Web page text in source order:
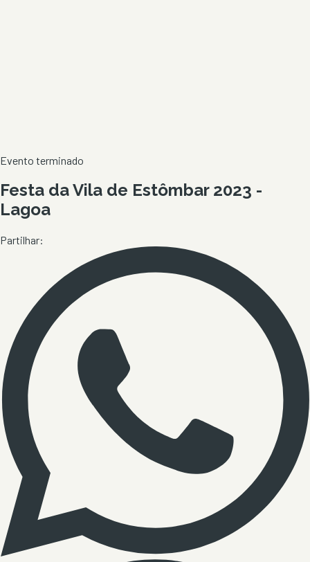
Evento terminado
Festa da Vila de Estômbar 2023 -
Lagoa
Partilhar: